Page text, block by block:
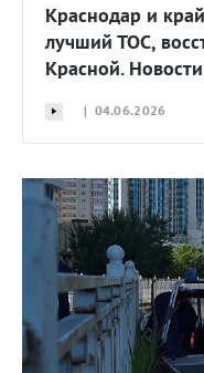
Краснодар и
лучший ТОС,
Красной.
| 04.06.2026